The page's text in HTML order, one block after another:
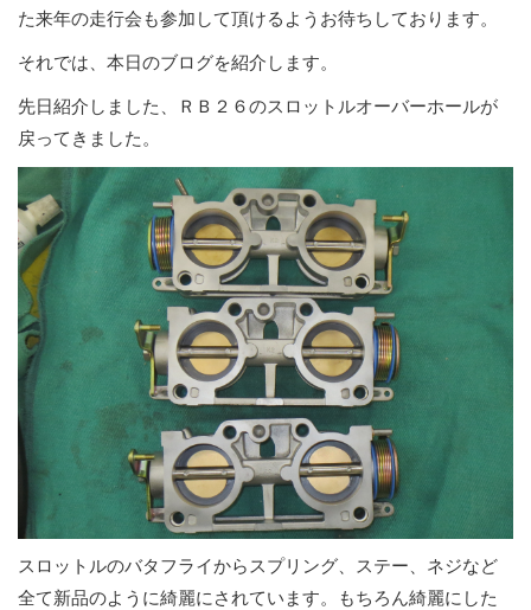
た来年の走行会も参加して頂けるようお待ちしております。
それでは、本日のブログを紹介します。
先日紹介しました、ＲＢ２６のスロットルオーバーホールが
戻ってきました。
スロットルのバタフライからスプリング、ステー、ネジなど
全て新品のように綺麗にされています。もちろん綺麗にした